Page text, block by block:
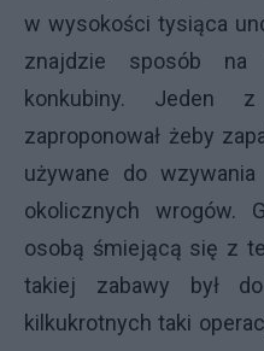
w wysokości tysiąca
znajdzie sposób na
konkubiny. Jeden
zaproponował żeby
używane do
okolicznych wrogów.
osobą śmiejącą się z
takiej zabawy był
kilkukrotnych taki